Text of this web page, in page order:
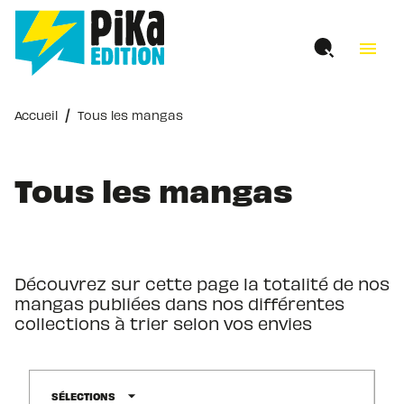
MENU RECHERCHE
PIED DE PAGE
menu
Accueil / Tous les mangas
Tous les mangas
Découvrez sur cette page la totalité de nos
mangas publiées dans nos différentes
collections à trier selon vos envies
SÉLECTIONS arrow_drop_down